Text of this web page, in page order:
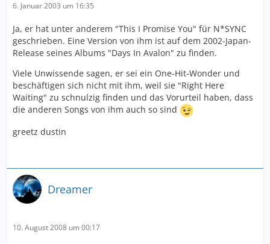
6. Januar 2003 um 16:35
Ja, er hat unter anderem "This I Promise You" für N*SYNC
geschrieben. Eine Version von ihm ist auf dem 2002-Japan-
Release seines Albums "Days In Avalon" zu finden.
Viele Unwissende sagen, er sei ein One-Hit-Wonder und
beschäftigen sich nicht mit ihm, weil sie "Right Here
Waiting" zu schnulzig finden und das Vorurteil haben, dass
die anderen Songs von ihm auch so sind
greetz dustin
Dreamer
10. August 2008 um 00:17